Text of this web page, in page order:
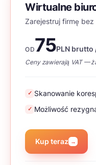
Wirtualne
Zarejestruj firmę
OD75PLN brutto
Ceny zawierają VAT —
✓ Skanowanie
✓ Możliwość
Kup teraz →